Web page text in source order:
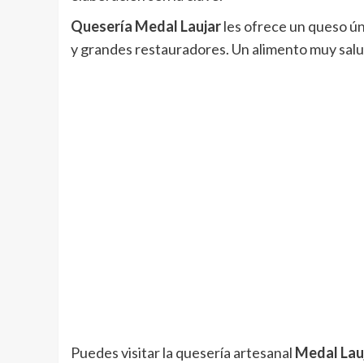
Quesería Medal Laujarles ofrece un queso
y grandes restauradores. Un alimento muy
Puedes visitar la quesería artesanal Medal